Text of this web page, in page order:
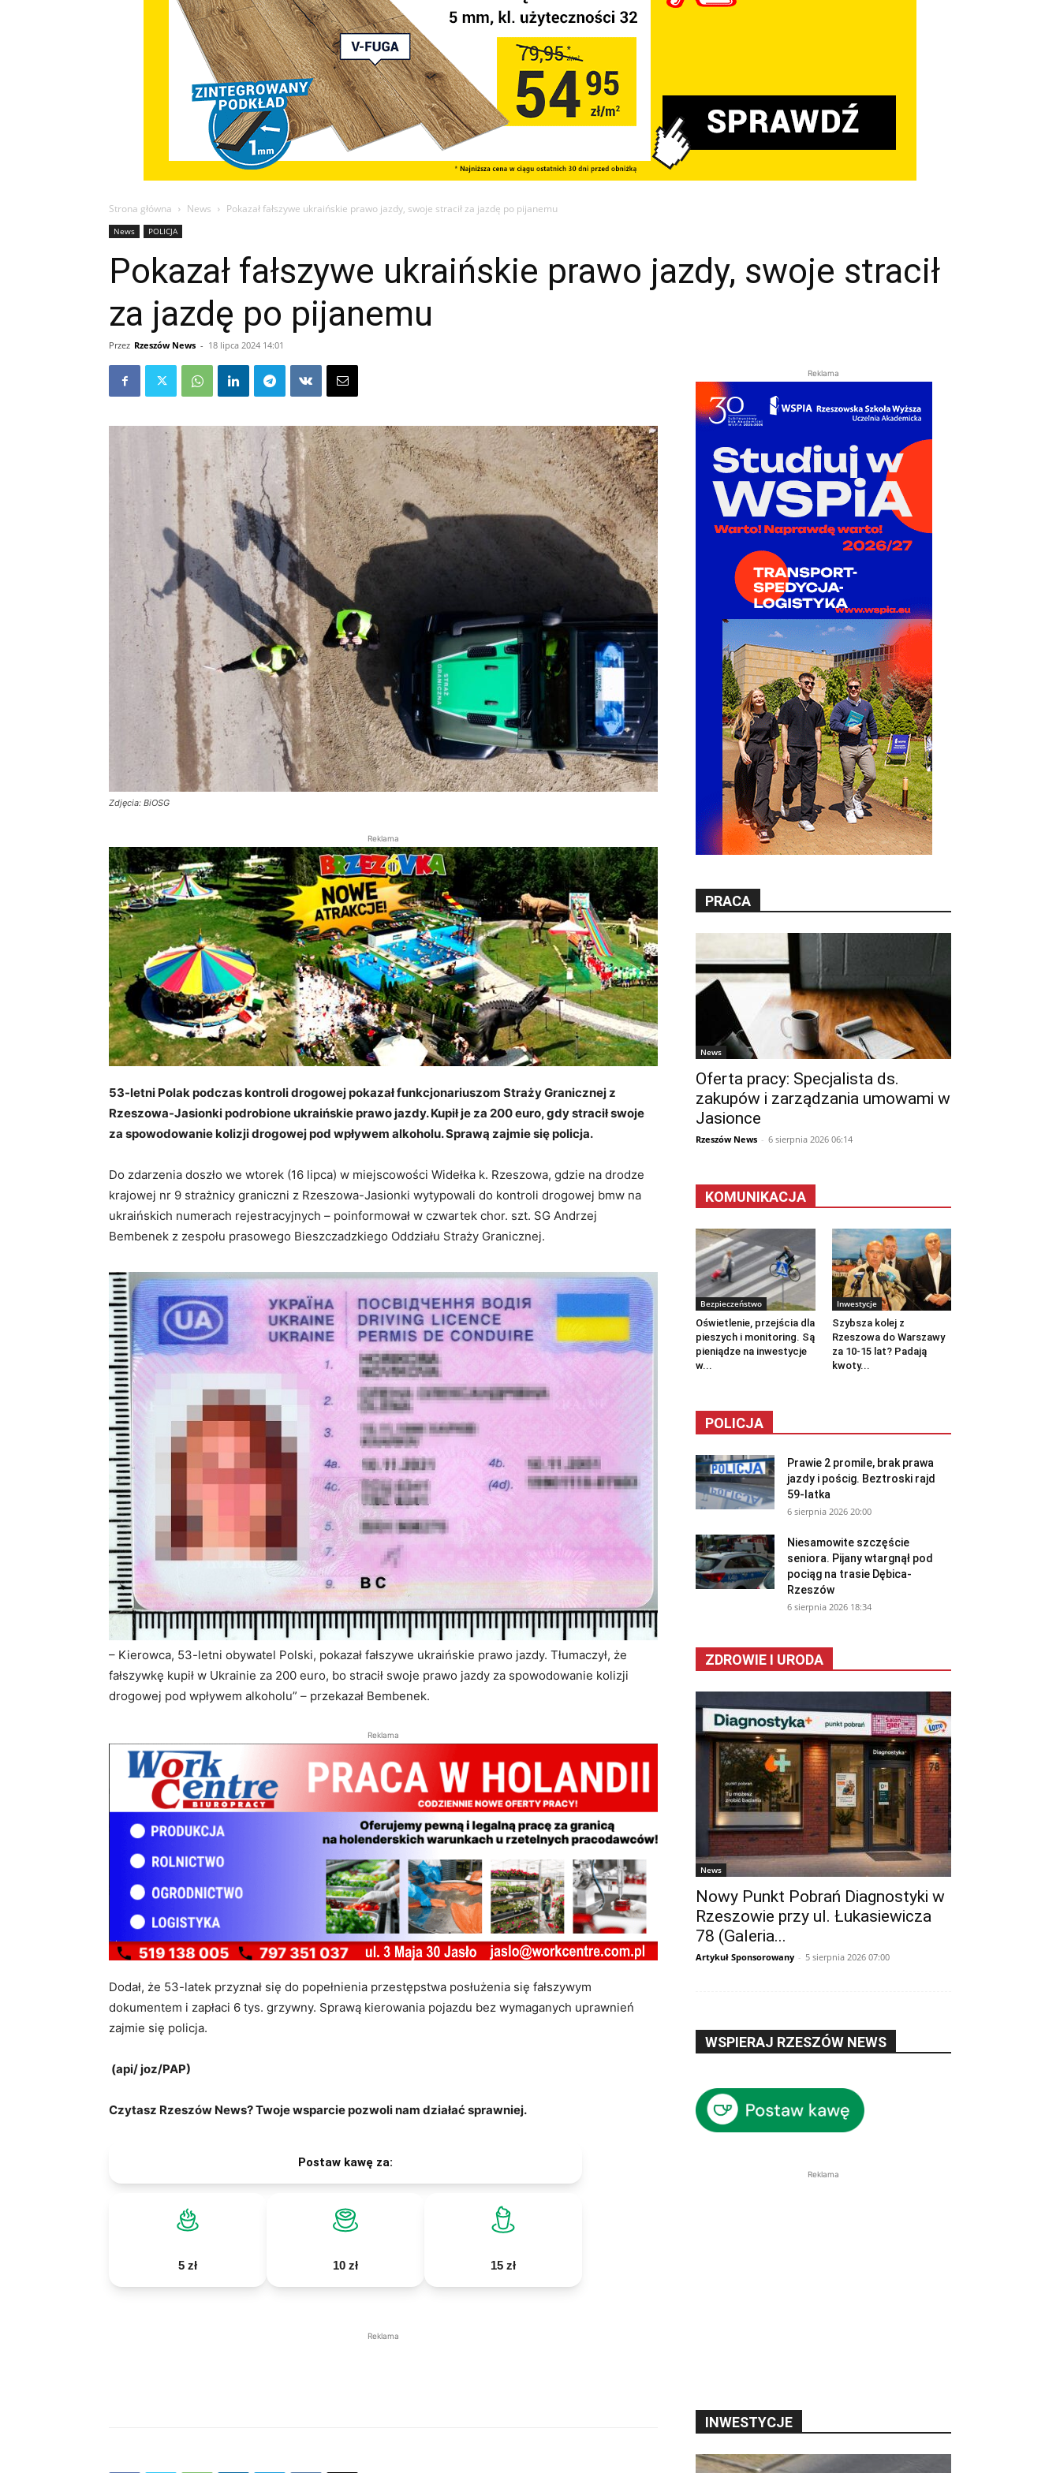
Strona główna News Pokazał fałszywe ukraińskie prawo jazdy, swoje stracił za jazdę po pijanemu
News POLICJA
Pokazał fałszywe ukraińskie prawo jazdy, swoje stracił
za jazdę po pijanemu
Przez Rzeszów News - 18 lipca 2024 14:01
Zdjęcia: BiOSG
Reklama
53-letni Polak podczas kontroli drogowej pokazał funkcjonariuszom Straży Granicznej z
Rzeszowa-Jasionki podrobione ukraińskie prawo jazdy. Kupił je za 200 euro, gdy stracił swoje
za spowodowanie kolizji drogowej pod wpływem alkoholu. Sprawą zajmie się policja.
Do zdarzenia doszło we wtorek (16 lipca) w miejscowości Widełka k. Rzeszowa, gdzie na drodze
krajowej nr 9 strażnicy graniczni z Rzeszowa-Jasionki wytypowali do kontroli drogowej bmw na
ukraińskich numerach rejestracyjnych – poinformował w czwartek chor. szt. SG Andrzej
Bembenek z zespołu prasowego Bieszczadzkiego Oddziału Straży Granicznej.
– Kierowca, 53-letni obywatel Polski, pokazał fałszywe ukraińskie prawo jazdy. Tłumaczył, że
fałszywkę kupił w Ukrainie za 200 euro, bo stracił swoje prawo jazdy za spowodowanie kolizji
drogowej pod wpływem alkoholu” – przekazał Bembenek.
Reklama
Dodał, że 53-latek przyznał się do popełnienia przestępstwa posłużenia się fałszywym
dokumentem i zapłaci 6 tys. grzywny. Sprawą kierowania pojazdu bez wymaganych uprawnień
zajmie się policja.
(api/ joz/PAP)
Czytasz Rzeszów News? Twoje wsparcie pozwoli nam działać sprawniej.
Postaw kawę za:
5 zł 10 zł 15 zł
Reklama
Reklama
PRACA
News
Oferta pracy: Specjalista ds.
zakupów i zarządzania umowami w
Jasionce
Rzeszów News - 6 sierpnia 2026 06:14
KOMUNIKACJA
Bezpieczeństwo
Oświetlenie, przejścia dla
pieszych i monitoring. Są
pieniądze na inwestycje
w...
Inwestycje
Szybsza kolej z
Rzeszowa do Warszawy
za 10-15 lat? Padają
kwoty...
POLICJA
Prawie 2 promile, brak prawa
jazdy i pościg. Beztroski rajd
59-latka
6 sierpnia 2026 20:00
Niesamowite szczęście
seniora. Pijany wtargnął pod
pociąg na trasie Dębica-
Rzeszów
6 sierpnia 2026 18:34
ZDROWIE I URODA
News
Nowy Punkt Pobrań Diagnostyki w
Rzeszowie przy ul. Łukasiewicza
78 (Galeria...
Artykuł Sponsorowany - 5 sierpnia 2026 07:00
WSPIERAJ RZESZÓW NEWS
Reklama
INWESTYCJE